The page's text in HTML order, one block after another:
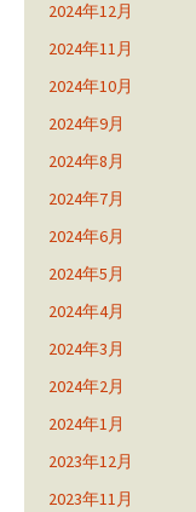
2024年12月
2024年11月
2024年10月
2024年9月
2024年8月
2024年7月
2024年6月
2024年5月
2024年4月
2024年3月
2024年2月
2024年1月
2023年12月
2023年11月